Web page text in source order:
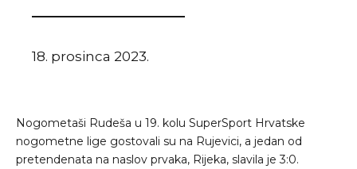
18. prosinca 2023.
Nogometaši Rudeša u 19. kolu SuperSport Hrvatske
nogometne lige gostovali su na Rujevici, a jedan od
pretendenata na naslov prvaka, Rijeka, slavila je 3:0.